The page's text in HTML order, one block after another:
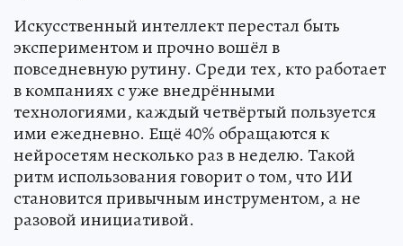
Искусственный интеллект перестал быть
экспериментом и прочно вошёл в
повседневную рутину. Среди тех, кто работает
в компаниях с уже внедрёнными
технологиями, каждый четвёртый пользуется
ими ежедневно. Ещё 40% обращаются к
нейросетям несколько раз в неделю. Такой
ритм использования говорит о том, что ИИ
становится привычным инструментом, а не
разовой инициативой.